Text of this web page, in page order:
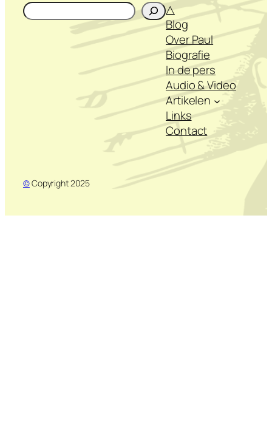
Zoeken
△
Blog
Over Paul
Biografie
In de pers
Audio & Video
Artikelen
Links
Contact
©Copyright 2025